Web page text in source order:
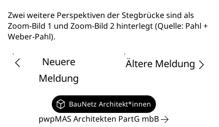
Zwei weitere Perspektiven der Stegbrücke sind als
Zoom-Bild 1 und Zoom-Bild 2 hinterlegt (Quelle: Pahl +
Weber-Pahl).
Neuere
Meldung
Ältere Meldung
BauNetz Architekt*innen
pwpMAS Architekten PartG mbB